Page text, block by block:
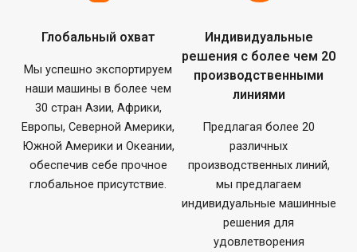
Глобальный охват
Мы успешно экспортируем
наши машины в более чем
30 стран Азии, Африки,
Европы, Северной Америки,
Южной Америки и Океании,
обеспечив себе прочное
глобальное присутствие.
Индивидуальные
решения с более чем 20
производственными
линиями
Предлагая более 20
различных
производственных линий,
мы предлагаем
индивидуальные машинные
решения для
удовлетворения